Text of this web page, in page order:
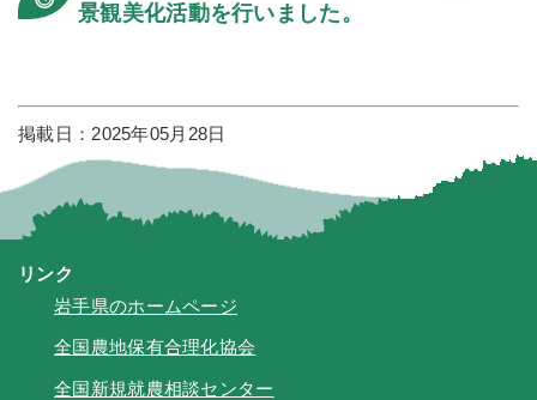
景観美化活動を行いました。
掲載日：2025年05月28日
リンク
岩手県のホームページ
全国農地保有合理化協会
全国新規就農相談センター